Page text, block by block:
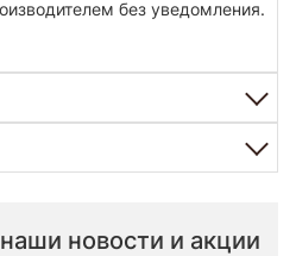
без уведомления.
новости и акции